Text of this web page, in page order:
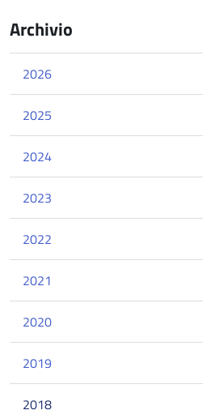
Archivio
2026
2025
2024
2023
2022
2021
2020
2019
2018